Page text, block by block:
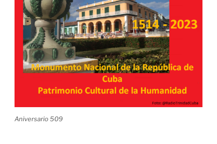
Aniversario 509